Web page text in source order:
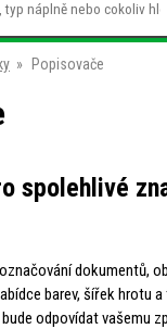
» Popisovače
spolehlivé
dokumentů,
barev, šířek hrotu
odpovídat vašemu